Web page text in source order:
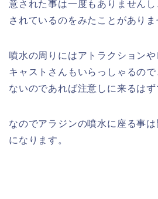
意された事は一度もありません
されているのをみたことがありま
噴水の周りにはアトラクションや
キャストさんもいらっしゃるの
ないのであれば注意しに来るはず
なのでアラジンの噴水に座る事
になります。